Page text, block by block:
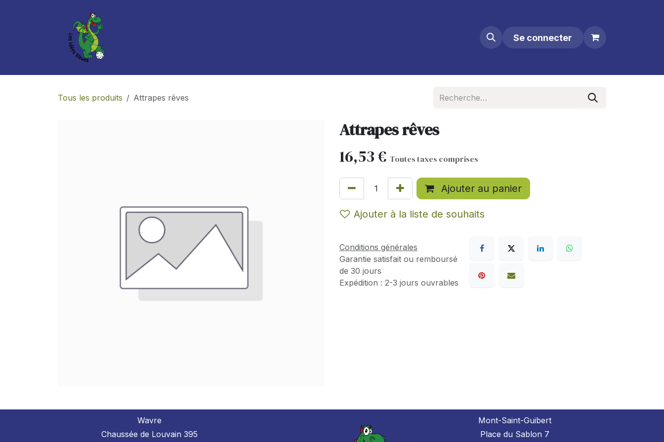
Se connecter
Tous les produits Attrapes rêves
Attrapes rêves
16,53€ Toutes taxes comprises
Ajouter au panier
Ajouter à la liste de souhaits
Conditions générales
Garantie satisfait ou remboursé
de 30 jours
Expédition : 2-3 jours ouvrables
Wavre
Chaussée de Louvain 395
Mont-Saint-Guibert
Place du Sablon 7